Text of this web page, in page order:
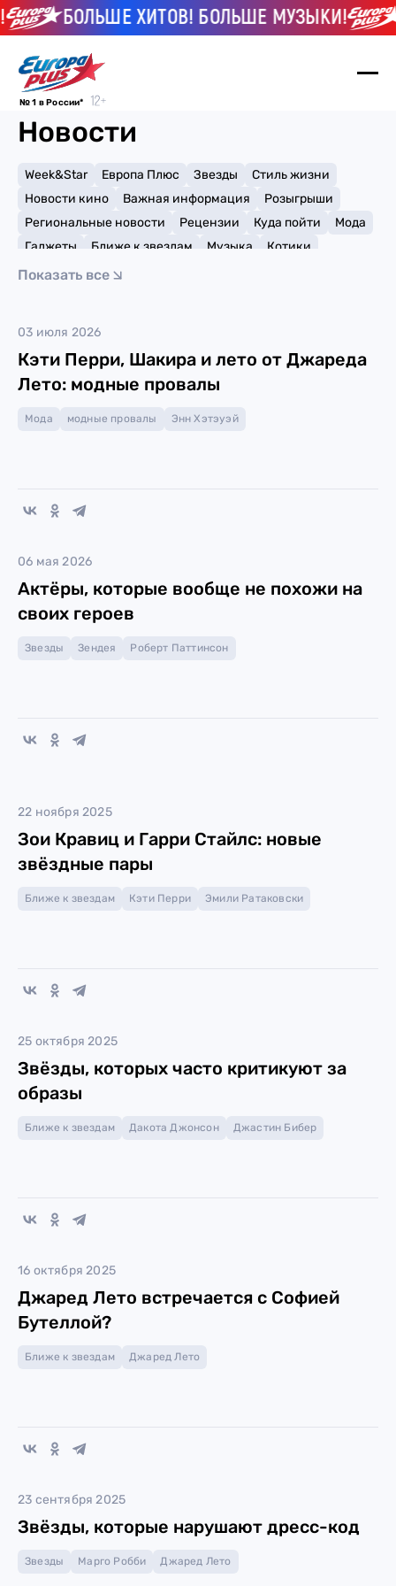
БОЛЬШЕ ХИТОВ! БОЛЬШЕ МУЗЫКИ!
№ 1 в России*
Новости
Week&Star Европа Плюс Звезды
Стиль жизни
Новости кино
Важная информация
Розыгрыши
Региональные новости
Рецензии Куда пойти
Мода
Гаджеты
Ближе к звездам Музыка
Котики
Мемы и тренды
Показать все
03 июля 2026
Кэти Перри, Шакира и лето от Джареда
Лето: модные провалы
Мода модные провалы Энн Хэтэуэй
06 мая 2026
Актёры, которые вообще не похожи на
своих героев
Звезды Зендея Роберт Паттинсон
22 ноября 2025
Зои Кравиц и Гарри Стайлс: новые
звёздные пары
Ближе к звездам Кэти Перри Эмили Ратаковски
25 октября 2025
Звёзды, которых часто критикуют за
образы
Ближе к звездам Дакота Джонсон Джастин Бибер
16 октября 2025
Джаред Лето встречается с Софией
Бутеллой?
Ближе к звездам Джаред Лето
23 сентября 2025
Звёзды, которые нарушают дресс-код
Звезды Марго Робби Джаред Лето